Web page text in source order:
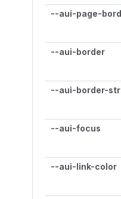
--aui-page-
--aui-border
--aui-border-
--aui-focus
--aui-link-color